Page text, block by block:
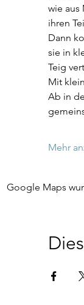
wie
ihren
Dann
sie in
Teig
Mit
Ab in
Mehr
Google Maps